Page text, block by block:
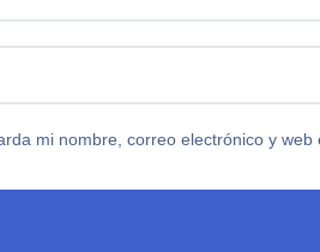
mi nombre, correo electrónico y